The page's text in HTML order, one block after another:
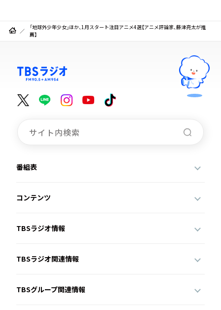
「地球外少年少女」ほか、1月スタート注目アニメ4選【アニメ評論家、藤津亮太が推
薦】
番組表
コンテンツ
TBSラジオ情報
TBSラジオ関連情報
TBSグループ関連情報